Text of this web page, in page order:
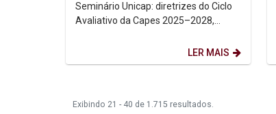
Seminário Unicap: diretrizes do Ciclo
Avaliativo da Capes 2025–2028,
LER MAIS
Exibindo 21 - 40 de 1.715 resultados.